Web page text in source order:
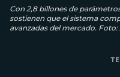
Con 2,8 billones de
sostienen que el sistema
avanzadas del mercado. Foto: